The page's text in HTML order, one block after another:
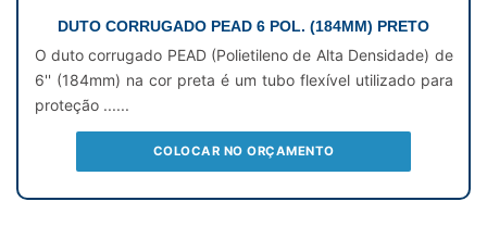
DUTO CORRUGADO PEAD 6 POL. (184MM) PRETO
O duto corrugado PEAD (Polietileno de Alta Densidade) de
6'' (184mm) na cor preta é um tubo flexível utilizado para
proteção ......
COLOCAR NO ORÇAMENTO